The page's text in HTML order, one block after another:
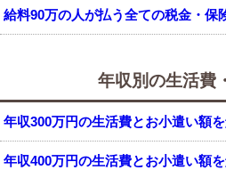
給料90万の人が払う全ての税金・保
年収別の生活費
年収300万円の生活費とお小遣い額を
年収400万円の生活費とお小遣い額を